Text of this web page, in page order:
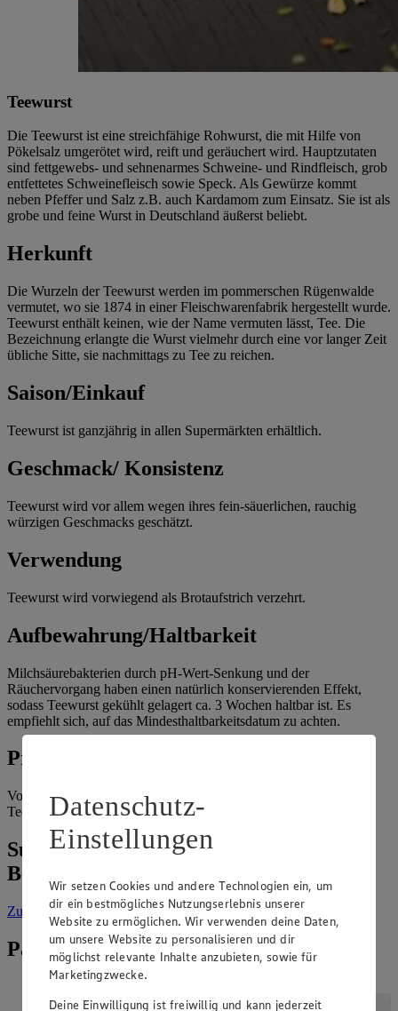
Teewurst
Die Teewurst ist eine streichfähige Rohwurst, die mit Hilfe von
Pökelsalz umgerötet wird, reift und geräuchert wird. Hauptzutaten
sind fettgewebs- und sehnenarmes Schweine- und Rindfleisch, grob
entfettetes Schweinefleisch sowie Speck. Als Gewürze kommt
neben Pfeffer und Salz z.B. auch Kardamom zum Einsatz. Sie ist als
grobe und feine Wurst in Deutschland äußerst beliebt.
Herkunft
Die Wurzeln der Teewurst werden im pommerschen Rügenwalde
vermutet, wo sie 1874 in einer Fleischwarenfabrik hergestellt wurde.
Teewurst enthält keinen, wie der Name vermuten lässt, Tee. Die
Bezeichnung erlangte die Wurst vielmehr durch eine vor langer Zeit
übliche Sitte, sie nachmittags zu Tee zu reichen.
Saison/Einkauf
Teewurst ist ganzjährig in allen Supermärkten erhältlich.
Geschmack/ Konsistenz
Teewurst wird vor allem wegen ihres fein-säuerlichen, rauchig
würzigen Geschmacks geschätzt.
Verwendung
Teewurst wird vorwiegend als Brotaufstrich verzehrt.
Aufbewahrung/Haltbarkeit
Milchsäurebakterien durch pH-Wert-Senkung und der
Räuchervorgang haben einen natürlich konservierenden Effekt,
sodass Teewurst gekühlt gelagert ca. 3 Wochen haltbar ist. Es
empfiehlt sich, auf das Mindesthaltbarkeitsdatum zu achten.
Produkte
Von der Marke „GUT&GÜNSTIG“ ist abgepackte Delikatess
Teewurst, fein erhältlich.
Suche weitere Lebensmittel aus dem
Bereich „Fleisch & Wurst“
Zur Suchevorgefiltert nach Kategorie: Fleisch & Wurst
Passende Rezepte zu Teewurst
Datenschutz-
Einstellungen
Wir setzen Cookies und andere Technologien ein, um
dir ein bestmögliches Nutzungserlebnis unserer
Website zu ermöglichen. Wir verwenden deine Daten,
um unsere Website zu personalisieren und dir
möglichst relevante Inhalte anzubieten, sowie für
Marketingzwecke.
Deine Einwilligung ist freiwillig und kann jederzeit